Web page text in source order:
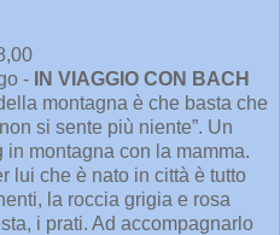
-
IN VIAGGIO CON BACH
montagna è che basta che
si sente più niente”. Un
in montagna con la mamma.
lui che è nato in città è tutto
la roccia grigia e rosa
i prati. Ad accompagnarlo